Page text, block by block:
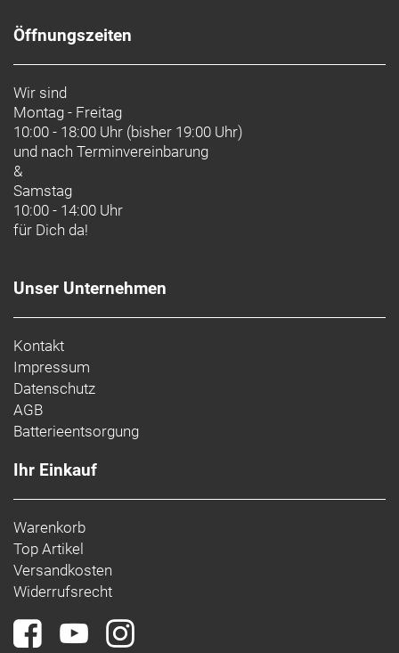
Öffnungszeiten
Wir sind
Montag - Freitag
10:00 - 18:00 Uhr (bisher 19:00 Uhr)
und nach Terminvereinbarung
&
Samstag
10:00 - 14:00 Uhr
für Dich da!
Unser Unternehmen
Kontakt
Impressum
Datenschutz
AGB
Batterieentsorgung
Ihr Einkauf
Warenkorb
Top Artikel
Versandkosten
Widerrufsrecht